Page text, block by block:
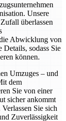
Unsere
überlassen
Abwicklung von
sodass Sie
können.
Umzuges – und
dem
Sie von einer
sicher ankommt
Sie sich
Zuverlässigkeit